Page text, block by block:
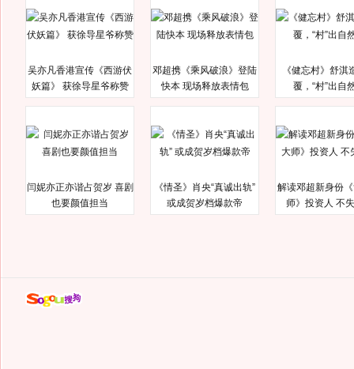
吴亦凡香港宣传《西游伏
妖篇》 获徐导星爷称赞
邓超携《乘风破浪》登陆
快本 现场释放表情包
《健忘村》舒淇
覆，“村”出自
闫妮亦正亦谐占贺岁 喜剧
也要颜值担当
《情圣》肖央“真诚出轨”
或成贺岁档爆款帝
解读邓超新身份
师》投资人 不